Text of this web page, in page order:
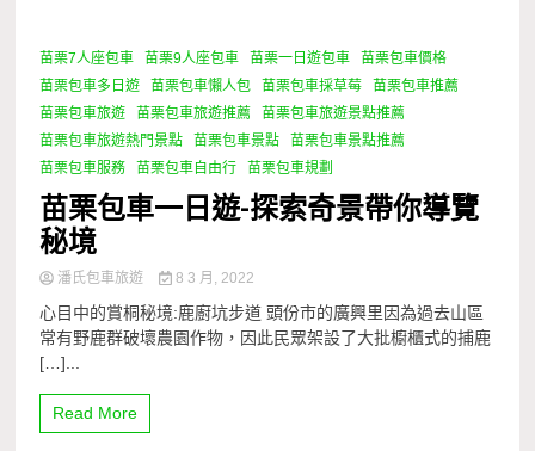
1 Minute
苗栗7人座包車 苗栗9人座包車 苗栗一日遊包車
苗栗包車價格
苗栗包車多日遊
苗栗包車懶人包 苗栗包車採草莓
苗栗包車推薦
苗栗包車旅遊
苗栗包車旅遊推薦
苗栗包車旅遊景點推薦
苗栗包車旅遊熱門景點
苗栗包車景點
苗栗包車景點推薦
苗栗包車服務
苗栗包車自由行 苗栗包車規劃
苗栗包車一日遊-探索奇景帶你導覽
秘境
潘氏包車旅遊 8 3 月, 2022
心目中的賞桐秘境:鹿廚坑步道 頭份市的廣興里因為過去山區
常有野鹿群破壞農園作物，因此民眾架設了大批櫥櫃式的捕鹿
[…]...
Read More